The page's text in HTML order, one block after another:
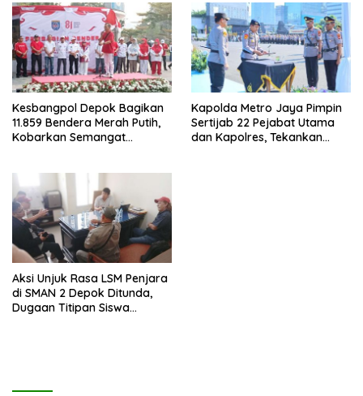
Kesbangpol Depok Bagikan
11.859 Bendera Merah Putih,
Kobarkan Semangat
Kapolda Metro Jaya Pimpin
Sertijab 22 Pejabat Utama
dan Kapolres, Tekankan
Aksi Unjuk Rasa LSM Penjara
di SMAN 2 Depok Ditunda,
Dugaan Titipan Siswa